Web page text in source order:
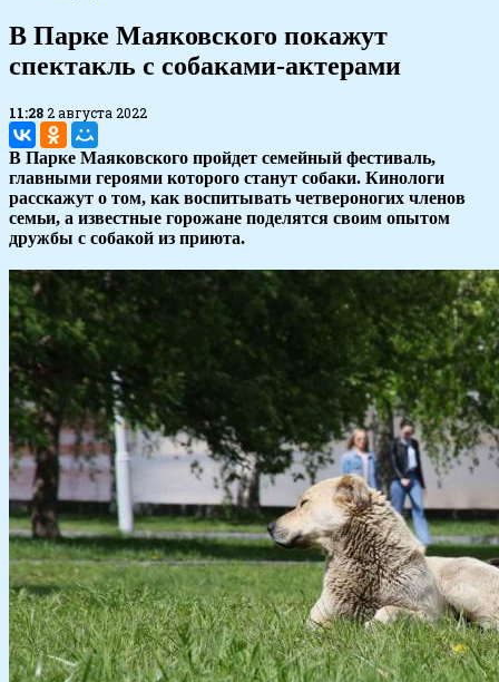
В Парке Маяковского покажут
спектакль с собаками-актерами
11:282 августа 2022
В Парке Маяковского пройдет семейный фестиваль,
главными героями которого станут собаки. Кинологи
расскажут о том, как воспитывать четвероногих членов
семьи, а известные горожане поделятся своим опытом
дружбы с собакой из приюта.